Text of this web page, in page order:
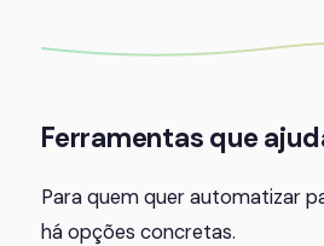
Ferramentas que
Para quem quer automatizar
há opções concretas.